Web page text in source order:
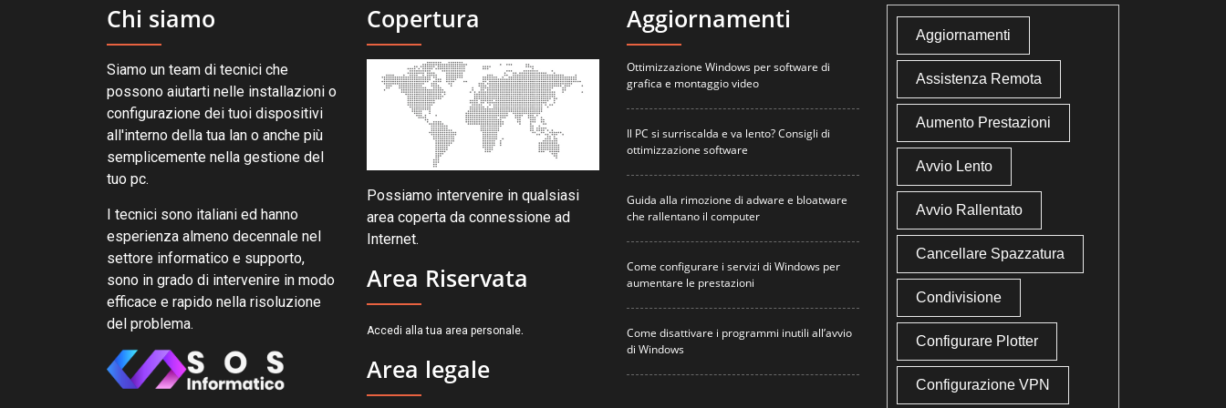
Chi siamo
Siamo un team di tecnici che
possono aiutarti nelle installazioni o
configurazione dei tuoi dispositivi
all'interno della tua lan o anche più
semplicemente nella gestione del
tuo pc.
I tecnici sono italiani ed hanno
esperienza almeno decennale nel
settore informatico e supporto,
sono in grado di intervenire in modo
efficace e rapido nella risoluzione
del problema.
Copertura
Possiamo intervenire in qualsiasi
area coperta da connessione ad
Internet.
Area Riservata
Accedi alla tua area personale.
Area legale
Aggiornamenti
Ottimizzazione Windows per software di
grafica e montaggio video
Il PC si surriscalda e va lento? Consigli di
ottimizzazione software
Guida alla rimozione di adware e bloatware
che rallentano il computer
Come configurare i servizi di Windows per
aumentare le prestazioni
Come disattivare i programmi inutili all’avvio
di Windows
Aggiornamenti
Assistenza Remota
Aumento Prestazioni
Avvio Lento
Avvio Rallentato
Cancellare Spazzatura
Condivisione
Configurare Plotter
Configurazione VPN